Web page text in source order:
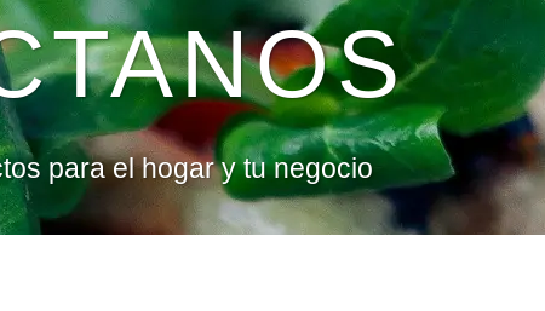
para el hogar y tu negocio